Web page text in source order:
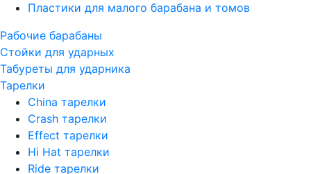
Пластики для малого барабана и томов
Рабочие барабаны
Стойки для ударных
Табуреты для ударника
Тарелки
China тарелки
Crash тарелки
Effect тарелки
Hi Hat тарелки
Ride тарелки